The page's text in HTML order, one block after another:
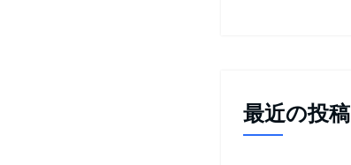
最近の投稿